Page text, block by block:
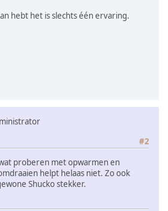
hebt het is slechts één ervaring.
#2
proberen met opwarmen en
helpt helaas niet. Zo ook
Shucko stekker.